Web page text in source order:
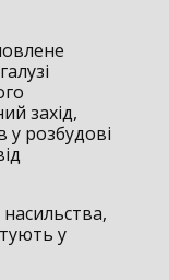
захід,
у розбудові
у